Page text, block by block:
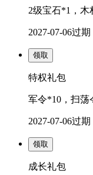
2级宝石*1，木
2027-07-06过期
领取
特权礼包
军令*10，扫荡
2027-07-06过期
领取
成长礼包